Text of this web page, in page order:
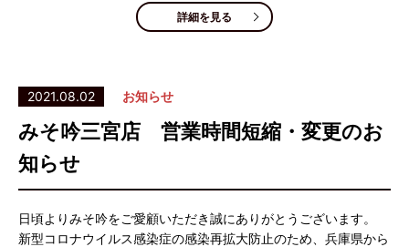
詳細を見る
2021.08.02 お知らせ
みそ吟三宮店 営業時間短縮・変更のお
知らせ
日頃よりみそ吟をご愛顧いただき誠にありがとうございます。
新型コロナウイルス感染症の感染再拡大防止のため、兵庫県から